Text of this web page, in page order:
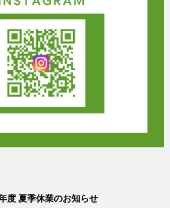
度 夏季休業のお知らせ